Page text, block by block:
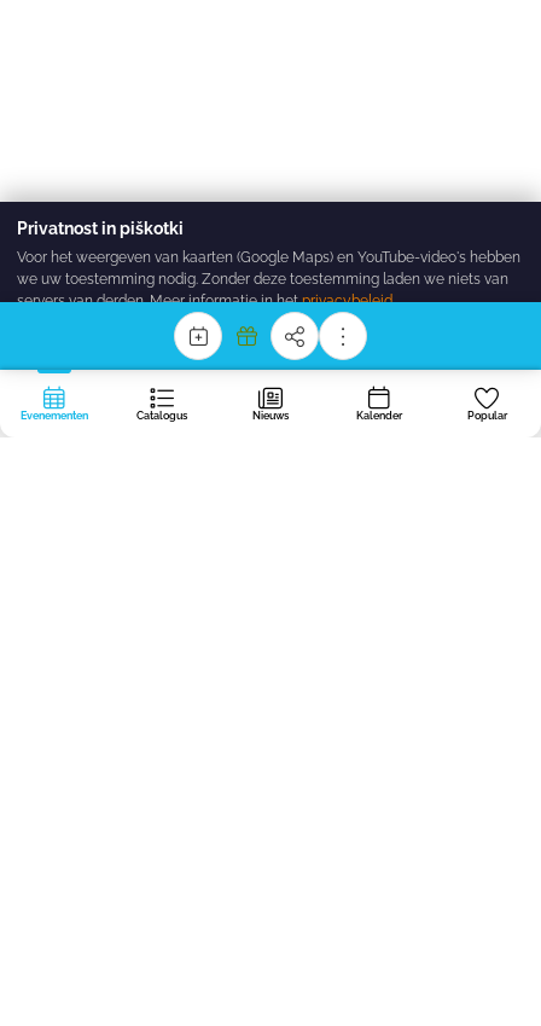
Evenementen Catalogus Nieuws Kalender Popular
Privatnost in piškotki
Voor het weergeven van kaarten (Google Maps) en YouTube-video's hebben
we uw toestemming nodig. Zonder deze toestemming laden we niets van
servers van derden. Meer informatie in hetprivacybeleid.
Zavrni